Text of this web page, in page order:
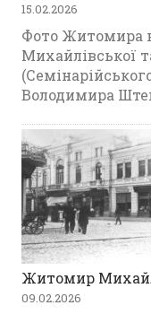
15.02.2026
Фото Житомира
Михайлівської
Володимира
Житомир
09.02.2026